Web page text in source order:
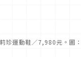
珍運動鞋／7,980元。圖